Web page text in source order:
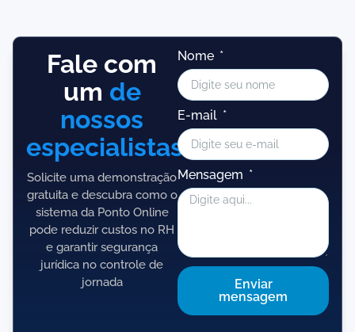
Fale com
um de
nossos
especialistas!
Solicite uma demonstração
gratuita e descubra como o
sistema da Ponto Online
pode reduzir custos no RH
e garantir segurança
jurídica no controle de
jornada
Nome
E-mail
Mensagem
Enviar
mensagem